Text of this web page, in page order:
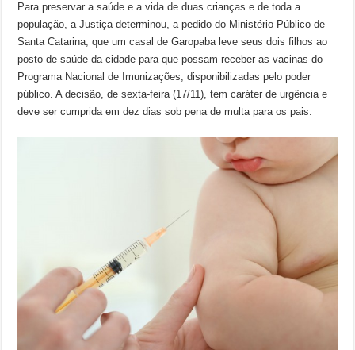
Para preservar a saúde e a vida de duas crianças e de toda a
população, a Justiça determinou, a pedido do Ministério Público de
Santa Catarina, que um casal de Garopaba leve seus dois filhos ao
posto de saúde da cidade para que possam receber as vacinas do
Programa Nacional de Imunizações, disponibilizadas pelo poder
público. A decisão, de sexta-feira (17/11), tem caráter de urgência e
deve ser cumprida em dez dias sob pena de multa para os pais.